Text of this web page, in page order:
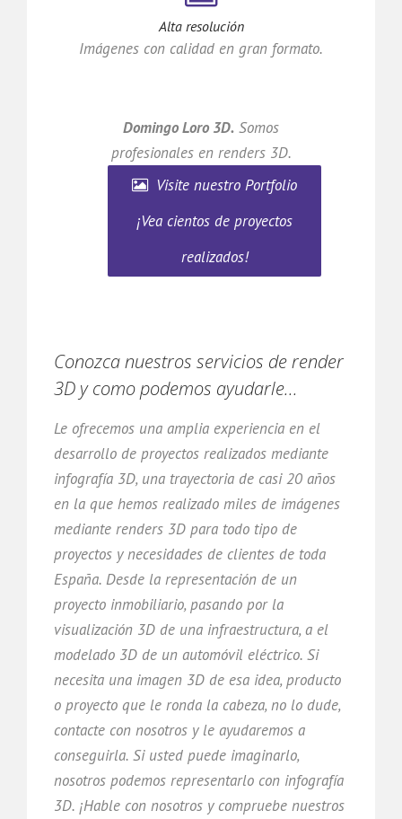
Alta resolución
Imágenes con calidad en gran formato.
Domingo Loro 3D. Somos
profesionales en renders 3D.
Visite nuestro Portfolio
¡Vea cientos de proyectos
realizados!
Conozca nuestros servicios de render
3D y como podemos ayudarle...
Le ofrecemos una amplia experiencia en el
desarrollo de proyectos realizados mediante
infografía 3D, una trayectoria de casi 20 años
en la que hemos realizado miles de imágenes
mediante renders 3D para todo tipo de
proyectos y necesidades de clientes de toda
España. Desde la representación de un
proyecto inmobiliario, pasando por la
visualización 3D de una infraestructura, a el
modelado 3D de un automóvil eléctrico. Si
necesita una imagen 3D de esa idea, producto
o proyecto que le ronda la cabeza, no lo dude,
contacte con nosotros y le ayudaremos a
conseguirla. Si usted puede imaginarlo,
nosotros podemos representarlo con infografía
3D. ¡Hable con nosotros y compruebe nuestros